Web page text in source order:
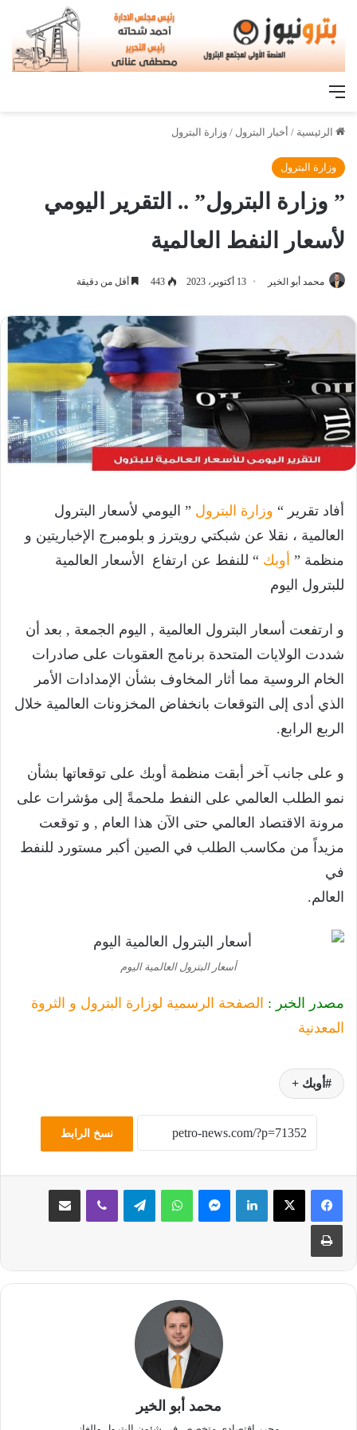
القائمة
الرئيسية / أخبار البترول / وزارة البترول
وزارة البترول
” وزارة البترول” .. التقرير اليومي
لأسعار النفط العالمية
محمد أبو الخير 13 أكتوبر، 2023 443 أقل من دقيقة
أفاد تقرير “ وزارة البترول ” اليومي لأسعار البترول
العالمية ، نقلا عن شبكتي رويترز و بلومبرج الإخباريتين و
منظمة ” أوبك “ للنفط عن ارتفاع الأسعار العالمية
للبترول اليوم
و ارتفعت أسعار البترول العالمية , اليوم الجمعة , بعد أن
شددت الولايات المتحدة برنامج العقوبات على صادرات
الخام الروسية مما أثار المخاوف بشأن الإمدادات الأمر
الذي أدى إلى التوقعات بانخفاض المخزونات العالمية خلال
الربع الرابع.
و على جانب آخر أبقت منظمة أوبك على توقعاتها بشأن
نمو الطلب العالمي على النفط ملحمةً إلى مؤشرات على
مرونة الاقتصاد العالمي حتى الآن هذا العام , و توقعت
مزيداً من مكاسب الطلب في الصين أكبر مستورد للنفط
في
العالم.
أسعار البترول العالمية اليوم
مصدر الخبر : الصفحة الرسمية لوزارة البترول و الثروة
المعدنية
أوبك +
نسخ الرابط
لينكدإن ماسنجر واتساب تيلقرام ڤايبر مشاركة عبر البريد
طباعة
محمد أبو الخير